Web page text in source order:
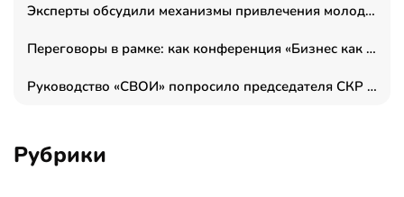
Эксперты обсудили механизмы привлечения молодых специалистов в промышленные города
Переговоры в рамке: как конференция «Бизнес как искусство» переформатирует деловой этикет в стенах ТПП РФ
Руководство «СВОИ» попросило председателя СКР дать правовую оценку обысков в тыловом штабе
Рубрики